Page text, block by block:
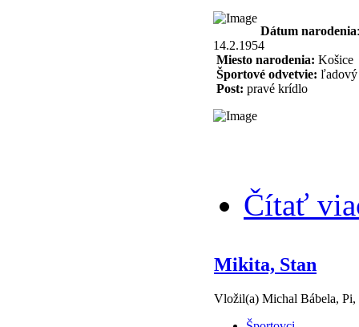
Dátum narodenia:
14.2.1954
Miesto narodenia: Košice
Športové odvetvie: ľadový
Post: pravé krídlo
Čítať
Mikita, Stan
Vložil(a) Michal Bábela, Pi,